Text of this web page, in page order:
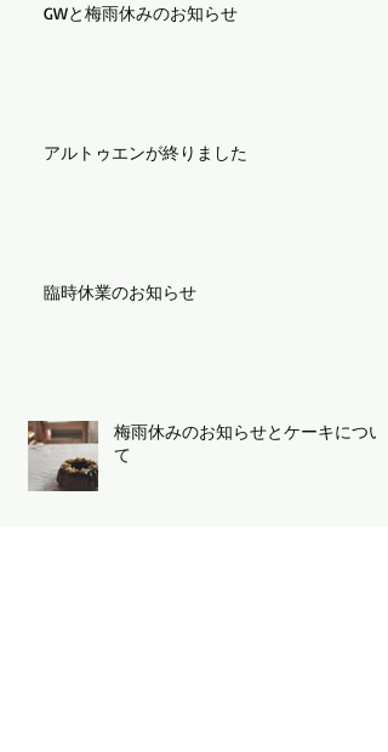
GWと梅雨休みのお知らせ
アルトゥエンが終りました
臨時休業のお知らせ
梅雨休みのお知らせとケーキについ
て